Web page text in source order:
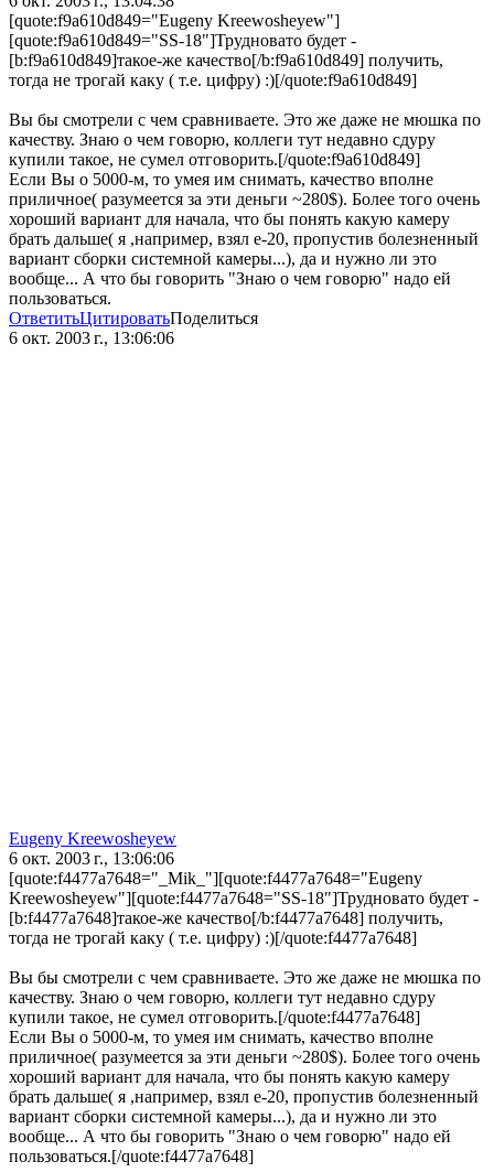
[quote:f9a610d849="Eugeny Kreewosheyew"]
[quote:f9a610d849="SS-18"]Трудновато будет -
[b:f9a610d849]такое-же качество[/b:f9a610d849] получить,
тогда не трогай каку ( т.е. цифру) :)[/quote:f9a610d849]
Вы бы смотрели с чем сравниваете. Это же даже не мюшка по
качеству. Знаю о чем говорю, коллеги тут недавно сдуру
купили такое, не сумел отговорить.[/quote:f9a610d849]
Если Вы о 5000-м, то умея им снимать, качество вполне
приличное( разумеется за эти деньги ~280$). Более того очень
хороший вариант для начала, что бы понять какую камеру
брать дальше( я ,например, взял е-20, пропустив болезненный
вариант сборки системной камеры...), да и нужно ли это
вообще... А что бы говорить "Знаю о чем говорю" надо ей
пользоваться.
ОтветитьЦитироватьПоделиться
6 окт. 2003 г., 13:06:06
Eugeny Kreewosheyew
6 окт. 2003 г., 13:06:06
[quote:f4477a7648="_Mik_"][quote:f4477a7648="Eugeny
Kreewosheyew"][quote:f4477a7648="SS-18"]Трудновато будет -
[b:f4477a7648]такое-же качество[/b:f4477a7648] получить,
тогда не трогай каку ( т.е. цифру) :)[/quote:f4477a7648]
Вы бы смотрели с чем сравниваете. Это же даже не мюшка по
качеству. Знаю о чем говорю, коллеги тут недавно сдуру
купили такое, не сумел отговорить.[/quote:f4477a7648]
Если Вы о 5000-м, то умея им снимать, качество вполне
приличное( разумеется за эти деньги ~280$). Более того очень
хороший вариант для начала, что бы понять какую камеру
брать дальше( я ,например, взял е-20, пропустив болезненный
вариант сборки системной камеры...), да и нужно ли это
вообще... А что бы говорить "Знаю о чем говорю" надо ей
пользоваться.[/quote:f4477a7648]